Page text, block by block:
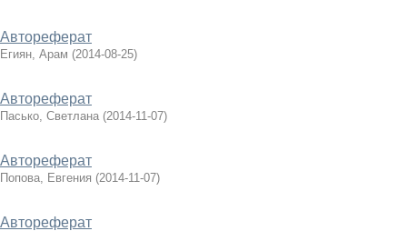
Автореферат
Егиян, Арам (2014-08-25)
Автореферат
Пасько, Светлана (2014-11-07)
Автореферат
Попова, Евгения (2014-11-07)
Автореферат